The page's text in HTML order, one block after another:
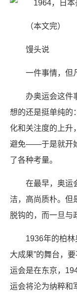
（本文完）
馒头说
一件事情，但
办奥运会这件
想的还是挺单纯的
化和关注度的上
避免——于是就开
了各种考量。
在最早，奥运
洁，高尚质朴。但
脱钩的，而一旦与
1936年的柏
大成果”的舞台，
运会是在东京，
运会将沦为纳粹和